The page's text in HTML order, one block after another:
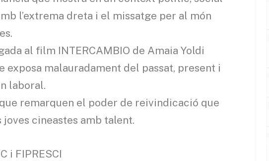
l’extrema dreta i el missatge per al món
al film INTERCAMBIO de Amaia Yoldi
exposa malauradament del passat, present i
laboral.
remarquen el poder de reivindicació que
cineastes amb talent.
i FIPRESCI